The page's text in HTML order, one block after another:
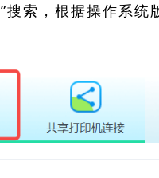
”搜索，根据操作系统